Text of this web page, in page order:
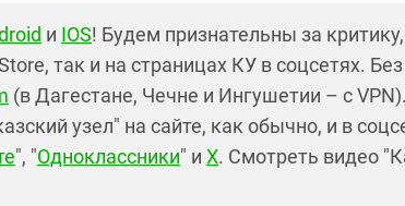
и IOS! Будем признательны за
так и на страницах КУ в соцсетях.
(в Дагестане, Чечне и Ингушетии – с
узел" на сайте, как обычно, и в
", "Одноклассники" и X. Смотреть видео